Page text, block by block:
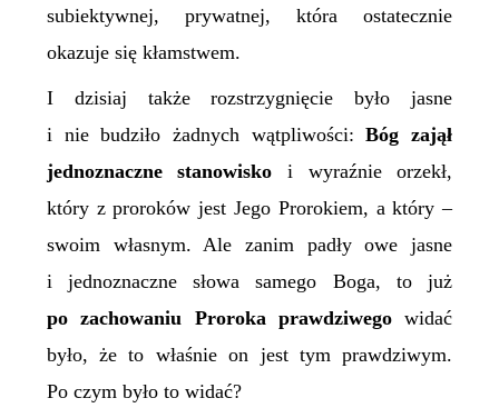
subiektywnej, prywatnej, która ostatecznie
okazuje się kłamstwem.
I dzisiaj także rozstrzygnięcie było jasne
i nie budziło żadnych wątpliwości:Bóg zajął
jednoznaczne stanowisko i wyraźnie orzekł,
który z proroków jest Jego Prorokiem, a który –
swoim własnym. Ale zanim padły owe jasne
i jednoznaczne słowa samego Boga, to już
po zachowaniu Proroka prawdziwegowidać
było, że to właśnie on jest tym prawdziwym.
Po czym było to widać?